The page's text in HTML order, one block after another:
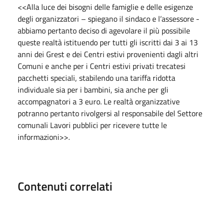
<<Alla luce dei bisogni delle famiglie e delle esigenze
degli organizzatori – spiegano il sindaco e l’assessore -
abbiamo pertanto deciso di agevolare il più possibile
queste realtà istituendo per tutti gli iscritti dai 3 ai 13
anni dei Grest e dei Centri estivi provenienti dagli altri
Comuni e anche per i Centri estivi privati trecatesi
pacchetti speciali, stabilendo una tariffa ridotta
individuale sia per i bambini, sia anche per gli
accompagnatori a 3 euro. Le realtà organizzative
potranno pertanto rivolgersi al responsabile del Settore
comunali Lavori pubblici per ricevere tutte le
informazioni>>.
Contenuti correlati